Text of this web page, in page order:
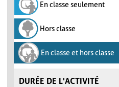
En classe seulement
Hors classe
En classe et hors classe
DURÉE DE L'ACTIVITÉ